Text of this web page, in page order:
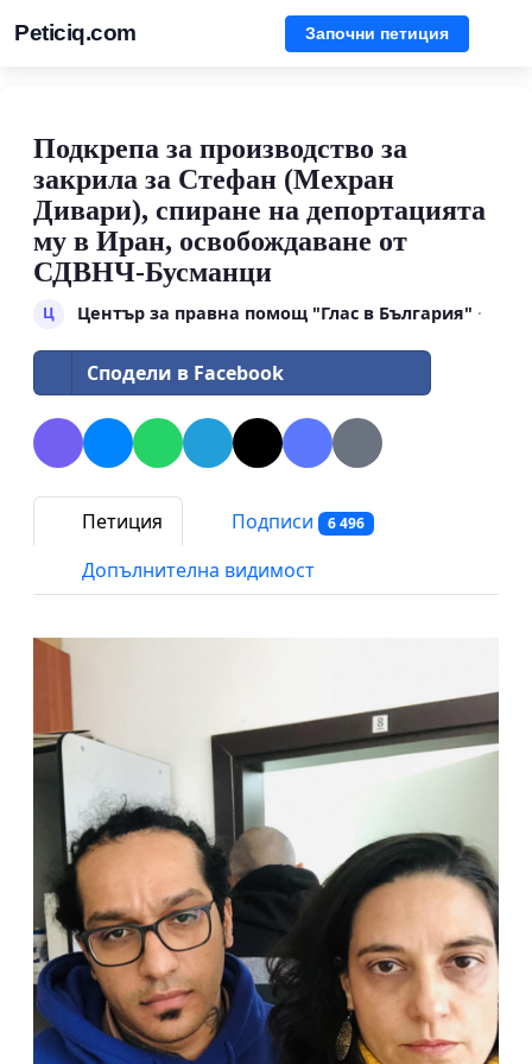
Peticiq.com Започни петиция
Подкрепа за производство за
закрила за Стефан (Мехран
Дивари), спиране на депортацията
му в Иран, освобождаване от
СДВНЧ-Бусманци
Ц Център за правна помощ "Глас в България" ·
Сподели в Facebook
Петиция Подписи 6 496
Допълнителна видимост